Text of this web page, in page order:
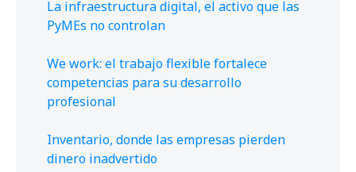
La infraestructura digital, el activo que las
PyMEs no controlan
We work: el trabajo flexible fortalece
competencias para su desarrollo
profesional
Inventario, donde las empresas pierden
dinero inadvertido